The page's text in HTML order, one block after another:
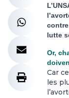
lutte
Or,
Car
les